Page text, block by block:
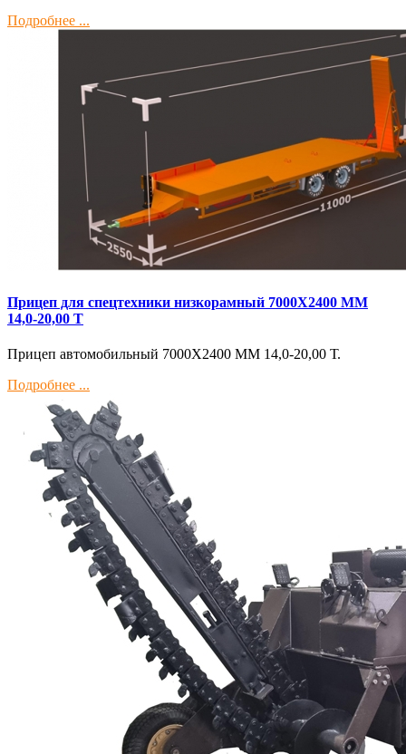
Подробнее ...
Прицеп для спецтехники низкорамный 7000Х2400 ММ
14,0-20,00 Т
Прицеп автомобильный 7000Х2400 ММ 14,0-20,00 Т.
Подробнее ...